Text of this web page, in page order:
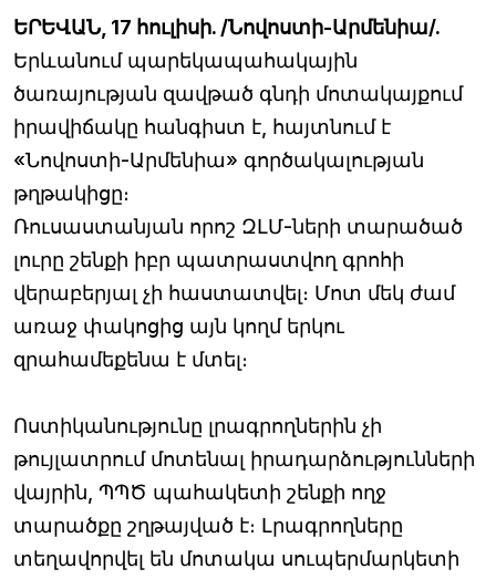
ԵՐԵՎԱՆ, 17 հուլիսի. /Նովոստի-Արմենիա/.
Երևանում պարեկապահակային
ծառայության զավթած գնդի մոտակայքում
իրավիճակը հանգիստ է, հայտնում է
«Նովոստի-Արմենիա» գործակալության
թղթակիցը։
Ռուսաստանյան որոշ ԶԼՄ-ների տարածած
լուրը շենքի իբր պատրաստվող գրոհի
վերաբերյալ չի հաստատվել։ Մոտ մեկ ժամ
առաջ փակոցից այն կողմ երկու
զրահամեքենա է մտել։
Ոստիկանությունը լրագրողներին չի
թույլատրում մոտենալ իրադարձությունների
վայրին, ՊՊԾ պահակետի շենքի ողջ
տարածքը շղթայված է։ Լրագրողները
տեղավորվել են մոտակա սուպերմարկետի